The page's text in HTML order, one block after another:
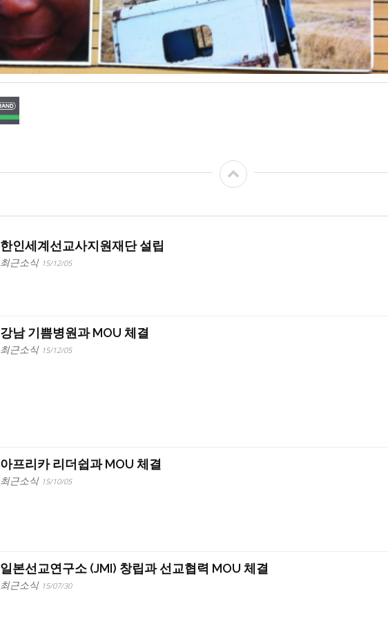
한인세계선교사지원재단 설립
최근소식 15/12/05
강남 기쁨병원과 MOU 체결
최근소식 15/12/05
아프리카 리더쉽과 MOU 체결
최근소식 15/10/05
일본선교연구소 (JMI) 창립과 선교협력 MOU 체결
최근소식 15/07/30